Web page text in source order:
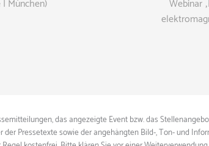
München)
Webinar
das angezeigte Event bzw. das
der Pressetexte sowie der angehängten Bild-, Ton- und